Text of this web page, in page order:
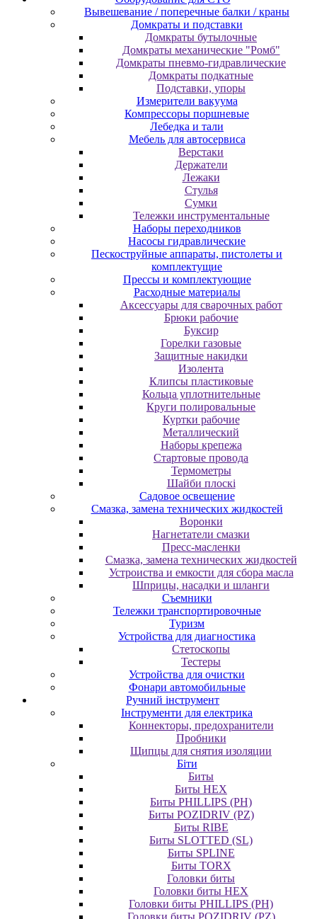
Вывешевание / поперечные балки / краны
Домкраты и подставки
Домкраты бутылочные
Домкраты механические "Ромб"
Домкраты пневмо-гидравлические
Домкраты подкатные
Подставки, упоры
Измерители вакуума
Компрессоры поршневые
Лебедка и тали
Мебель для автосервиса
Верстаки
Держатели
Лежаки
Стулья
Сумки
Тележки инструментальные
Наборы переходников
Насосы гидравлические
Пескоструйные аппараты, пистолеты и
комплектущие
Прессы и комплектующие
Расходные материалы
Аксессуары для сварочных работ
Брюки рабочие
Буксир
Горелки газовые
Защитные накидки
Изолента
Клипсы пластиковые
Кольца уплотнительные
Круги полировальные
Куртки рабочие
Металлический
Наборы крепежа
Стартовые провода
Термометры
Шайби плоскі
Садовое освещение
Смазка, замена технических жидкостей
Воронки
Нагнетатели смазки
Пресс-масленки
Смазка, замена технических жидкостей
Устроиства и емкости для сбора масла
Шприцы, насадки и шланги
Съемники
Тележки транспортировочные
Туризм
Устройства для диагностика
Стетоскопы
Тестеры
Устройства для очистки
Фонари автомобильные
Ручний інструмент
Інструменти для електрика
Коннекторы, предохранители
Пробники
Щипцы для снятия изоляции
Біти
Биты
Биты HEX
Биты PHILLIPS (PH)
Биты POZIDRIV (PZ)
Биты RIBE
Биты SLOTTED (SL)
Биты SPLINE
Биты TORX
Головки биты
Головки биты HEX
Головки биты PHILLIPS (PH)
Головки биты POZIDRIV (PZ)